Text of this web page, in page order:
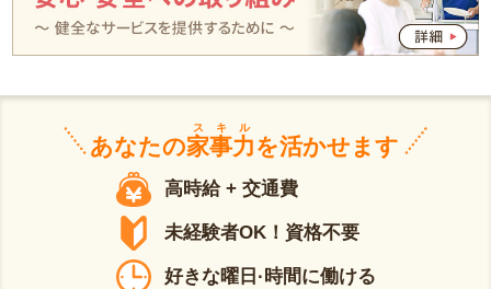
あなたの家事力
スキル
を活かせます
高時給 + 交通費
未経験者OK！資格不要
好きな曜日·時間に働ける